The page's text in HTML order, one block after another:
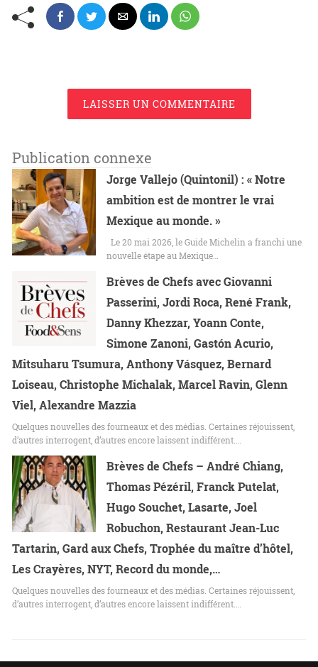
LAISSER UN COMMENTAIRE
Publication connexe
Jorge Vallejo (Quintonil) : « Notre
ambition est de montrer le vrai
Mexique au monde. »
Le 20 mai 2026, le Guide Michelin a franchi une
nouvelle étape au Mexique…
Brèves de Chefs avec Giovanni
Passerini, Jordi Roca, René Frank,
Danny Khezzar, Yoann Conte,
Simone Zanoni, Gastón Acurio,
Mitsuharu Tsumura, Anthony Vásquez, Bernard
Loiseau, Christophe Michalak, Marcel Ravin, Glenn
Viel, Alexandre Mazzia
Quelques nouvelles des fourneaux et des médias. Certaines réjouissent,
d’autres interrogent, d’autres encore laissent indifférent.…
Brèves de Chefs – André Chiang,
Thomas Pézéril, Franck Putelat,
Hugo Souchet, Lasarte, Joel
Robuchon, Restaurant Jean-Luc
Tartarin, Gard aux Chefs, Trophée du maître d’hôtel,
Les Crayères, NYT, Record du monde,…
Quelques nouvelles des fourneaux et des médias. Certaines réjouissent,
d’autres interrogent, d’autres encore laissent indifférent.…